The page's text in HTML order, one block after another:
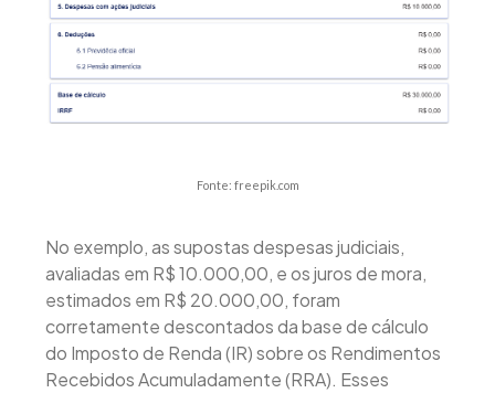
Fonte: freepik.com
No exemplo, as supostas despesas judiciais,
avaliadas em R$ 10.000,00, e os juros de mora,
estimados em R$ 20.000,00, foram
corretamente descontados da base de cálculo
do Imposto de Renda (IR) sobre os Rendimentos
Recebidos Acumuladamente (RRA). Esses